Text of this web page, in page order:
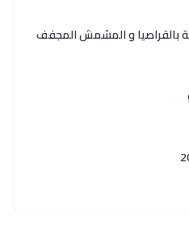
بالقراصيا و المشمش المجفف